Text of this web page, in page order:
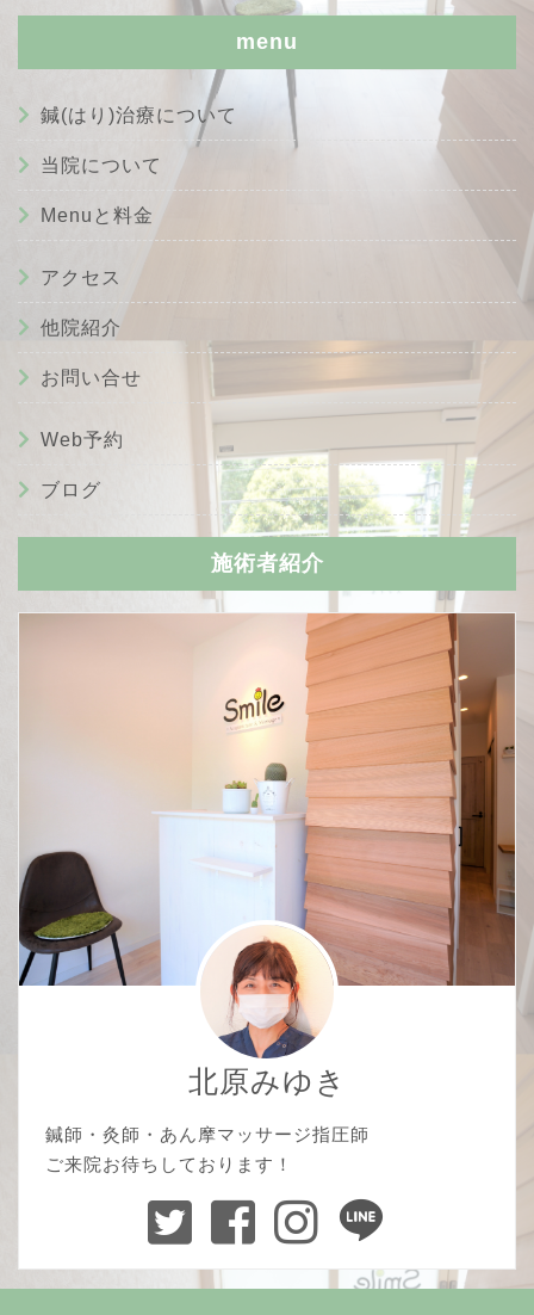
menu
鍼(はり)治療について
当院について
Menuと料金
アクセス
他院紹介
お問い合せ
Web予約
ブログ
施術者紹介
北原みゆき
鍼師・灸師・あん摩マッサージ指圧師
ご来院お待ちしております！